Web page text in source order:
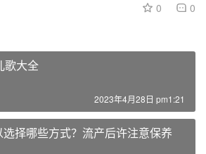
0 0
歌大全
2023年4月28日 pm1:21
择哪些方式？流产后许注意保养